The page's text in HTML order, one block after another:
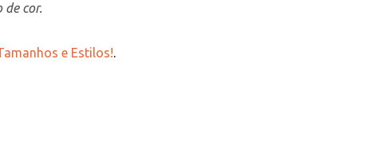
de cor.
e Estilos!.